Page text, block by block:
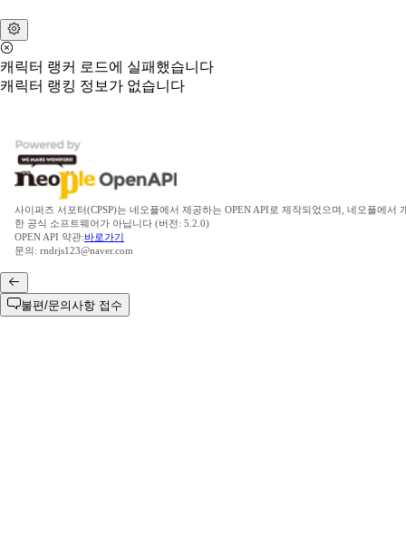
캐릭터 랭커 로드에 실패했습니다
캐릭터 랭킹 정보가 없습니다
사이퍼즈 서포터(CPSP)는 네오플에서 제공하는 OPEN API로 제작되었으며, 네오플에서
한 공식 소프트웨어가 아닙니다 (버전: 5.2.0)
OPEN API 약관:바로가기
문의: rndrjs123@naver.com
뒤
로
불편/문의사항 접수